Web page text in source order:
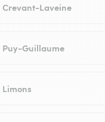
Crevant-Laveine
Puy-Guillaume
Limons